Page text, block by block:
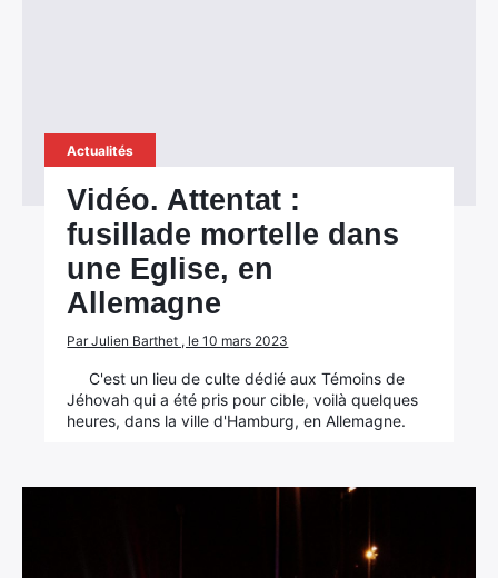
Actualités
Vidéo. Attentat :
fusillade mortelle dans
une Eglise, en
Allemagne
Par Julien Barthet , le 10 mars 2023
C'est un lieu de culte dédié aux Témoins de
Jéhovah qui a été pris pour cible, voilà quelques
heures, dans la ville d'Hamburg, en Allemagne.